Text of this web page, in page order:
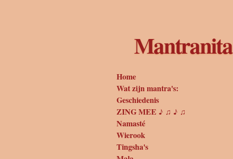
Mantranita
Home
Wat zijn mantra's:
Geschiedenis
ZING MEE ♪ ♫ ♪ ♫
Namasté
Wierook
Tingsha's